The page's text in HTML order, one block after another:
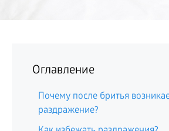
Оглавление
Почему после бритья
раздражение?